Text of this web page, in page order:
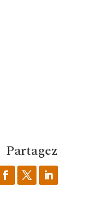
Partagez